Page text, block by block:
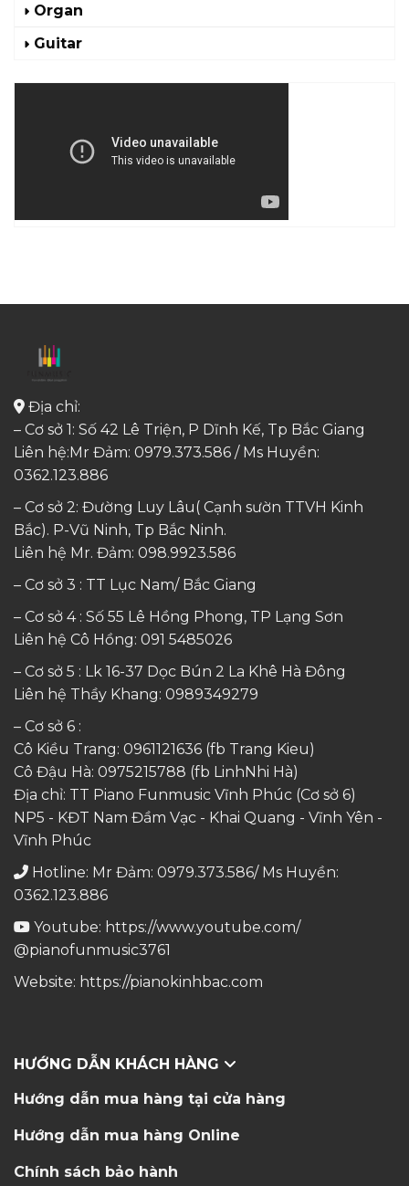
Organ
Guitar
Địa chỉ:
– Cơ sở 1: Số 42 Lê Triện, P Dĩnh Kế, Tp Bắc Giang
Liên hệ:Mr Đảm: 0979.373.586 / Ms Huyền:
0362.123.886
– Cơ sở 2: Đường Luy Lâu( Cạnh sườn TTVH Kinh
Bắc). P-Vũ Ninh, Tp Bắc Ninh.
Liên hệ Mr. Đảm: 098.9923.586
– Cơ sở 3 : TT Lục Nam/ Bắc Giang
– Cơ sở 4 : Số 55 Lê Hồng Phong, TP Lạng Sơn
Liên hệ Cô Hồng: 091 5485026
– Cơ sở 5 : Lk 16-37 Dọc Bún 2 La Khê Hà Đông
Liên hệ Thầy Khang: 0989349279
– Cơ sở 6 :
Cô Kiều Trang: 0961121636 (fb Trang Kieu)
Cô Đậu Hà: 0975215788 (fb LinhNhi Hà)
Địa chỉ: TT Piano Funmusic Vĩnh Phúc (Cơ sở 6)
NP5 - KĐT Nam Đầm Vạc - Khai Quang - Vĩnh Yên -
Vĩnh Phúc
Hotline: Mr Đảm: 0979.373.586/ Ms Huyền:
0362.123.886
Youtube: https://www.youtube.com/
@pianofunmusic3761
Website: https://pianokinhbac.com
HƯỚNG DẪN KHÁCH HÀNG
Hướng dẫn mua hàng tại cửa hàng
Hướng dẫn mua hàng Online
Chính sách bảo hành